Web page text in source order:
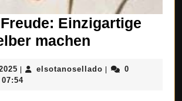
Einzigartige
machen
Einzigartige
09
August
| elsotanosellado elsotanosellado
|
0
07:54